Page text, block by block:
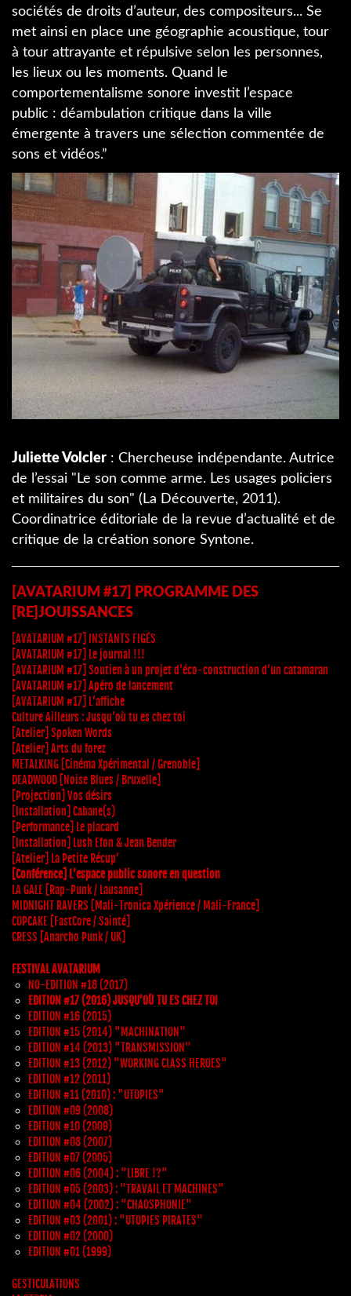
sociétés de droits d’auteur, des compositeurs... Se
met ainsi en place une géographie acoustique, tour
à tour attrayante et répulsive selon les personnes,
les lieux ou les moments. Quand le
comportementalisme sonore investit l’espace
public : déambulation critique dans la ville
émergente à travers une sélection commentée de
sons et vidéos.”
Juliette Volcler : Chercheuse indépendante. Autrice
de l’essai "Le son comme arme. Les usages policiers
et militaires du son" (La Découverte, 2011).
Coordinatrice éditoriale de la revue d’actualité et de
critique de la création sonore Syntone.
[AVATARIUM #17] PROGRAMME DES
[RE]JOUISSANCES
[AVATARIUM #17] INSTANTS FIGÉS
[AVATARIUM #17] Le journal !!!
[AVATARIUM #17] Soutien à un projet d’éco-construction d’un catamaran
[AVATARIUM #17] Apéro de lancement
[AVATARIUM #17] L’affiche
Culture Ailleurs : Jusqu’où tu es chez toi
[Atelier] Spoken Words
[Atelier] Arts du forez
METALKING [Cinéma Xpérimental / Grenoble]
DEADWOOD [Noise Blues / Bruxelle]
[Projection] Vos désirs
[Installation] Cabane(s)
[Performance] Le placard
[Installation] Lush Efon & Jean Bender
[Atelier] La Petite Récup’
[Conférence] L’espace public sonore en question
LA GALE [Rap-Punk / Lausanne]
MIDNIGHT RAVERS [Mali-Tronica Xpérience / Mali-France]
COPCAKE [FastCore / Sainté]
CRESS [Anarcho Punk / UK]
FESTIVAL AVATARIUM
NO-EDITION #18 (2017)
EDITION #17 (2016) JUSQU’OÙ TU ES CHEZ TOI
EDITION #16 (2015)
EDITION #15 (2014) "MACHINATION"
EDITION #14 (2013) "TRANSMISSION"
EDITION #13 (2012) "WORKING CLASS HEROES"
EDITION #12 (2011)
EDITION #11 (2010) : "UTOPIES"
EDITION #09 (2008)
EDITION #10 (2009)
EDITION #08 (2007)
EDITION #07 (2005)
EDITION #06 (2004) : "LIBRE !?"
EDITION #05 (2003) : "TRAVAIL ET MACHINES"
EDITION #04 (2002) : "CHAOSPHONIE"
EDITION #03 (2001) : "UTOPIES PIRATES"
EDITION #02 (2000)
EDITION #01 (1999)
GESTICULATIONS